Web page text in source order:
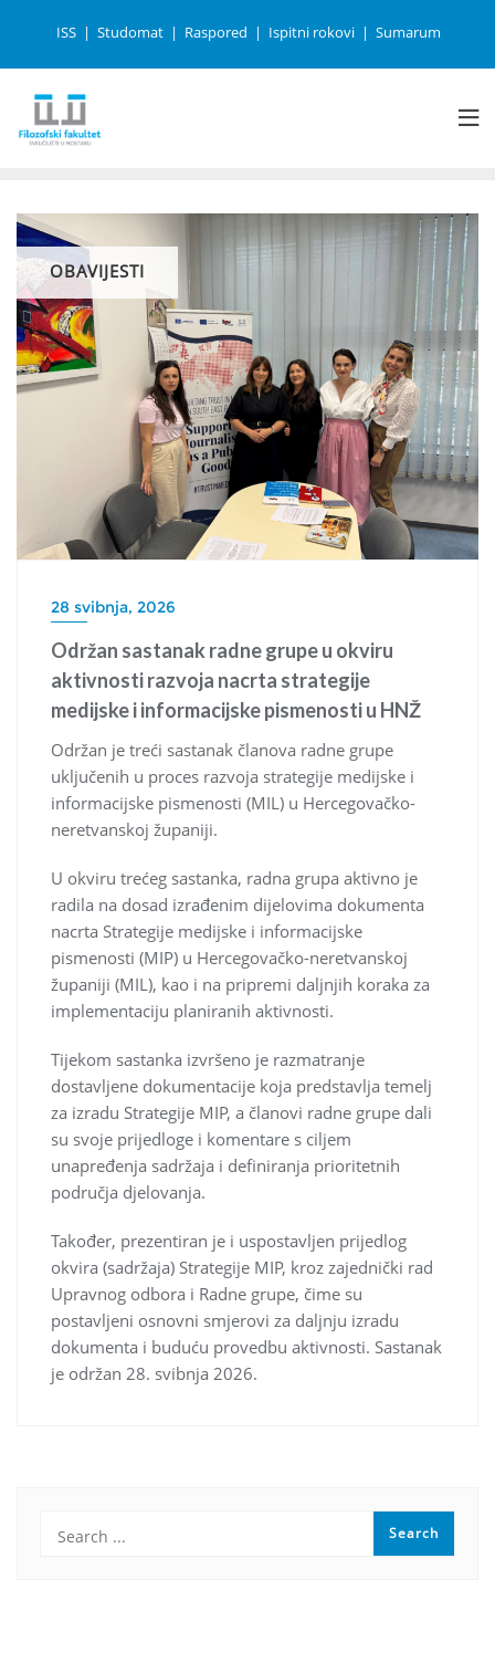
ISS Studomat Raspored Ispitni rokovi Sumarum
OBAVIJESTI
28 svibnja, 2026
Održan sastanak radne grupe u okviru
aktivnosti razvoja nacrta strategije
medijske i informacijske pismenosti u HNŽ
Održan je treći sastanak članova radne grupe
uključenih u proces razvoja strategije medijske i
informacijske pismenosti (MIL) u Hercegovačko-
neretvanskoj županiji.
U okviru trećeg sastanka, radna grupa aktivno je
radila na dosad izrađenim dijelovima dokumenta
nacrta Strategije medijske i informacijske
pismenosti (MIP) u Hercegovačko-neretvanskoj
županiji (MIL), kao i na pripremi daljnjih koraka za
implementaciju planiranih aktivnosti.
Tijekom sastanka izvršeno je razmatranje
dostavljene dokumentacije koja predstavlja temelj
za izradu Strategije MIP, a članovi radne grupe dali
su svoje prijedloge i komentare s ciljem
unapređenja sadržaja i definiranja prioritetnih
područja djelovanja.
Također, prezentiran je i uspostavljen prijedlog
okvira (sadržaja) Strategije MIP, kroz zajednički rad
Upravnog odbora i Radne grupe, čime su
postavljeni osnovni smjerovi za daljnju izradu
dokumenta i buduću provedbu aktivnosti. Sastanak
je održan 28. svibnja 2026.